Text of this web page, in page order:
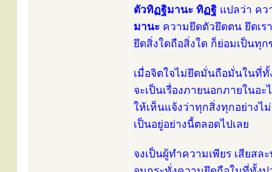
ตัวทิฏฐิมานะ ทิฏฐิ แปลว่า คว
มานะ ความยึดตัวยึดตน ยึดเร
ยึดสิ่งใดถือสิ่งใด ก็ย่อมเป็นทุ
เมื่อจิตใจไม่ยึดมั่นถือมั่นในที่ทั้
จะเป็นเรื่องภายนอกภายในอะ
ให้เห็นแจ้งว่าทุกสิ่งทุกอย่างไ
เป็นอยู่อย่างนี้ตลอดไปเลย
จงเป็นผู้ทำความเพียร เสียสล